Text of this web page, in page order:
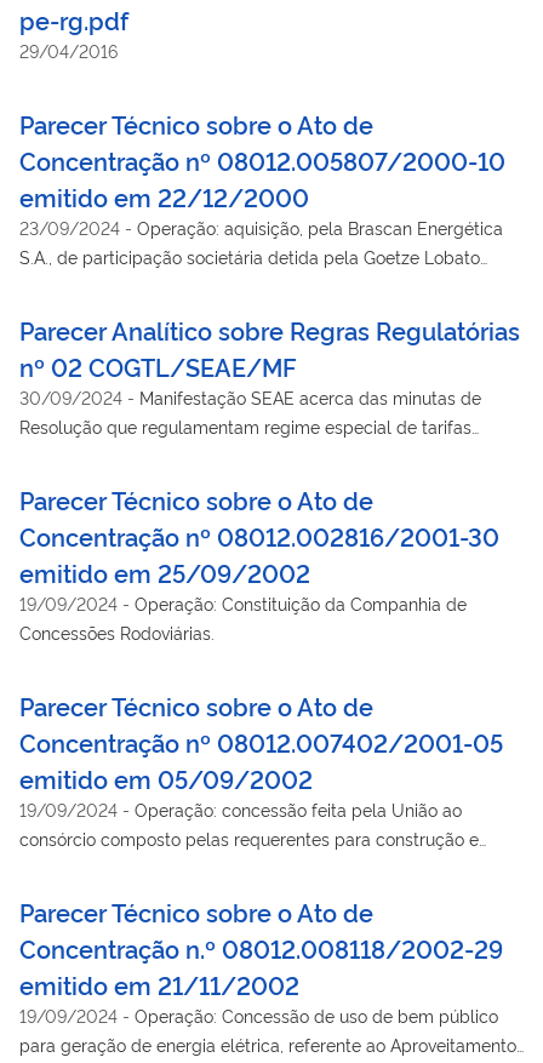
pe-rg.pdf
29/04/2016
Parecer Técnico sobre o Ato de
Concentração nº 08012.005807/2000-10
emitido em 22/12/2000
23/09/2024 - Operação: aquisição, pela Brascan Energética
S.A., de participação societária detida pela Goetze Lobato
Parecer Analítico sobre Regras Regulatórias
nº 02 COGTL/SEAE/MF
30/09/2024 - Manifestação SEAE acerca das minutas de
Resolução que regulamentam regime especial de tarifas
Governador André Franco Montoro (SBGR) e do Rio de
Janeiro/Galeão- Antonio Carlos Jobim (SBGL). Tamanho: 104
kB - Tipo do Arquivo application/pdf.
Parecer Técnico sobre o Ato de
Concentração nº 08012.002816/2001-30
emitido em 25/09/2002
19/09/2024 - Operação: Constituição da Companhia de
Concessões Rodoviárias.
Parecer Técnico sobre o Ato de
Concentração nº 08012.007402/2001-05
emitido em 05/09/2002
19/09/2024 - Operação: concessão feita pela União ao
consórcio composto pelas requerentes para construção e
Parecer Técnico sobre o Ato de
Concentração n.º 08012.008118/2002-29
emitido em 21/11/2002
19/09/2024 - Operação: Concessão de uso de bem público
para geração de energia elétrica, referente ao Aproveitamento